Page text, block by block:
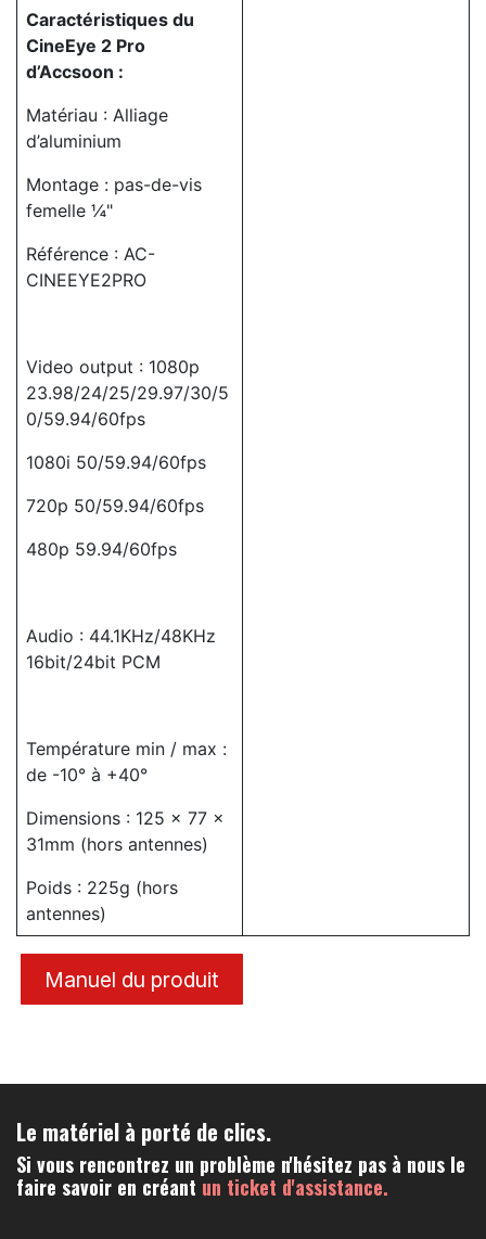
Caractéristiques du
CineEye 2 Pro
d’Accsoon :
Matériau : Alliage
d’aluminium
Montage : pas-de-vis
femelle ¼"
Référence : AC-
CINEEYE2PRO
Video output : 1080p
23.98/24/25/29.97/30/5
0/59.94/60fps
1080i 50/59.94/60fps
720p 50/59.94/60fps
480p 59.94/60fps
Audio : 44.1KHz/48KHz
16bit/24bit PCM
Température min / max :
de -10° à +40°
Dimensions : 125 x 77 x
31mm (hors antennes)
Poids : 225g (hors
antennes)
Manuel du produit
Le matériel à porté de clics.
Si vous rencontrez un problème n'hésitez pas à nous le
faire savoir en créant un ticket d'assistance.